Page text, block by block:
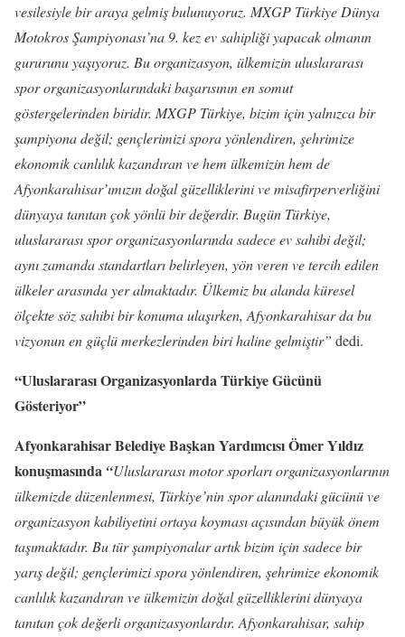
vesilesiyle bir araya gelmiş bulunuyoruz. MXGP Türkiye Dünya
Motokros Şampiyonası’na 9. kez ev sahipliği yapacak olmanın
gururunu yaşıyoruz. Bu organizasyon, ülkemizin uluslararası
spor organizasyonlarındaki başarısının en somut
göstergelerinden biridir. MXGP Türkiye, bizim için yalnızca bir
şampiyona değil; gençlerimizi spora yönlendiren, şehrimize
ekonomik canlılık kazandıran ve hem ülkemizin hem de
Afyonkarahisar’ımızın doğal güzelliklerini ve misafirperverliğini
dünyaya tanıtan çok yönlü bir değerdir. Bugün Türkiye,
uluslararası spor organizasyonlarında sadece ev sahibi değil;
aynı zamanda standartları belirleyen, yön veren ve tercih edilen
ülkeler arasında yer almaktadır. Ülkemiz bu alanda küresel
ölçekte söz sahibi bir konuma ulaşırken, Afyonkarahisar da bu
vizyonun en güçlü merkezlerinden biri haline gelmiştir” dedi.
“Uluslararası Organizasyonlarda Türkiye Gücünü
Gösteriyor”
Afyonkarahisar Belediye Başkan Yardımcısı Ömer Yıldız
konuşmasında “Uluslararası motor sporları organizasyonlarının
ülkemizde düzenlenmesi, Türkiye’nin spor alanındaki gücünü ve
organizasyon kabiliyetini ortaya koyması açısından büyük önem
taşımaktadır. Bu tür şampiyonalar artık bizim için sadece bir
yarış değil; gençlerimizi spora yönlendiren, şehrimize ekonomik
canlılık kazandıran ve ülkemizin doğal güzelliklerini dünyaya
tanıtan çok değerli organizasyonlardır. Afyonkarahisar, sahip